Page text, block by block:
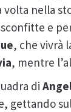
volta nella
e
, che vivrà
, mentre
di
gettando